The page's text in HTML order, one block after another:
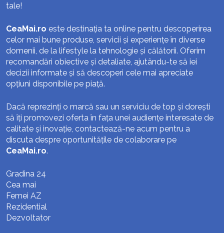
tale!
CeaMai.ro este destinația ta online pentru descoperirea
celor mai bune produse, servicii și experiențe în diverse
domenii, de la lifestyle la tehnologie și călătorii. Oferim
recomandări obiective și detaliate, ajutându-te să iei
decizii informate și să descoperi cele mai apreciate
opțiuni disponibile pe piață.
Dacă reprezinți o marcă sau un serviciu de top și dorești
să îți promovezi oferta în fața unei audiențe interesate de
calitate și inovație, contactează-ne acum pentru a
discuta despre oportunitățile de colaborare pe
CeaMai.ro.
Gradina 24
Cea mai
Femei AZ
Rezidential
Dezvoltator